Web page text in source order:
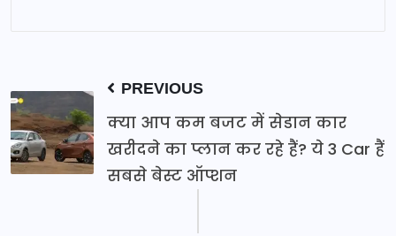
PREVIOUS
क्या आप कम बजट में सेडान कार
खरीदने का प्लान कर रहे हैं? ये 3 Car हैं
सबसे बेस्ट ऑप्शन